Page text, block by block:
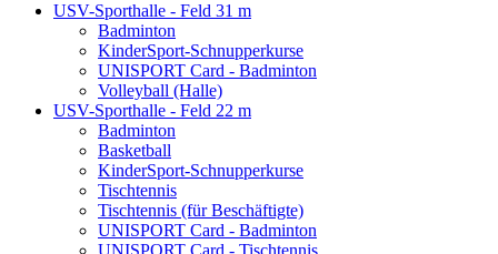
USV-Sporthalle - Feld 31 m
Badminton
KinderSport-Schnupperkurse
UNISPORT Card - Badminton
Volleyball (Halle)
USV-Sporthalle - Feld 22 m
Badminton
Basketball
KinderSport-Schnupperkurse
Tischtennis
Tischtennis (für Beschäftigte)
UNISPORT Card - Badminton
UNISPORT Card - Tischtennis